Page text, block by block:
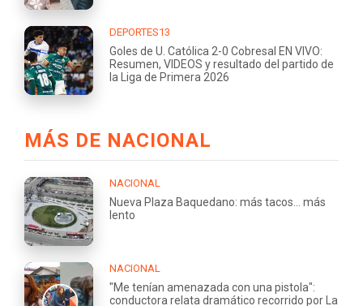
DEPORTES13
Goles de U. Católica 2-0 Cobresal EN VIVO:
Resumen, VIDEOS y resultado del partido de
la Liga de Primera 2026
MÁS DE NACIONAL
NACIONAL
Nueva Plaza Baquedano: más tacos... más
lento
NACIONAL
"Me tenían amenazada con una pistola":
conductora relata dramático recorrido por La